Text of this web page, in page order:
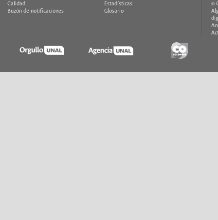
Calidad
Buzón de notificaciones
Estadísticas
Glosario
©